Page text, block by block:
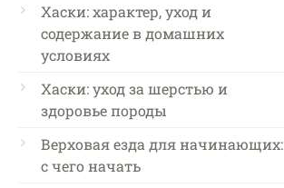
Хаски: характер, уход и
содержание в домашних
условиях
Хаски: уход за шерстью и
здоровье породы
Верховая езда для начинающих:
с чего начать